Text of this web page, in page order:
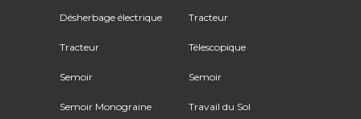
Désherbage électrique
Tracteur
Semoir
Semoir Monograine
Tracteur
Télescopique
Semoir
Travail du Sol